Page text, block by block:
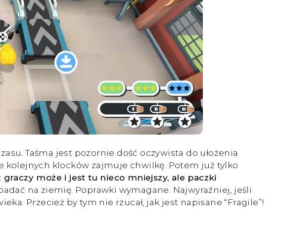
Taśma jest pozornie dość oczywista do ułożenia
kolejnych klocków zajmuje chwilkę. Potem już tylko
graczy może i jest tu nieco mniejszy, ale paczki
na ziemię. Poprawki wymagane. Najwyraźniej, jeśli
Przecież by tym nie rzucał, jak jest napisane “Fragile”!